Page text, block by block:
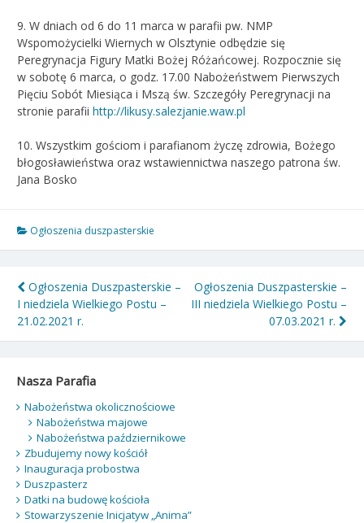
9. W dniach od 6 do 11 marca w parafii pw. NMP
Wspomożycielki Wiernych w Olsztynie odbędzie się
Peregrynacja Figury Matki Bożej Różańcowej. Rozpocznie się
w sobotę 6 marca, o godz. 17.00 Nabożeństwem Pierwszych
Pięciu Sobót Miesiąca i Mszą św. Szczegóły Peregrynacji na
stronie parafii http://likusy.salezjanie.waw.pl
10. Wszystkim gościom i parafianom życzę zdrowia, Bożego
błogosławieństwa oraz wstawiennictwa naszego patrona św.
Jana Bosko
Ogłoszenia duszpasterskie
Nawigacja
wpisu
Ogłoszenia Duszpasterskie –
I niedziela Wielkiego Postu –
21.02.2021 r.
Ogłoszenia Duszpasterskie –
III niedziela Wielkiego Postu –
07.03.2021 r.
Nasza Parafia
Nabożeństwa okolicznościowe
Nabożeństwa majowe
Nabożeństwa październikowe
Zbudujemy nowy kościół
Inauguracja probostwa
Duszpasterz
Datki na budowę kościoła
Stowarzyszenie Inicjatyw „Anima”